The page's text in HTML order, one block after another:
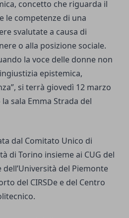
concetto che riguarda il
le competenze di una
svalutate a causa di
o alla posizione sociale.
la voce delle donne non
epistemica,
si terrà giovedì 12 marzo
sala Emma Strada del
dal Comitato Unico di
di Torino insieme ai CUG del
del Piemonte
del CIRSDe e del Centro